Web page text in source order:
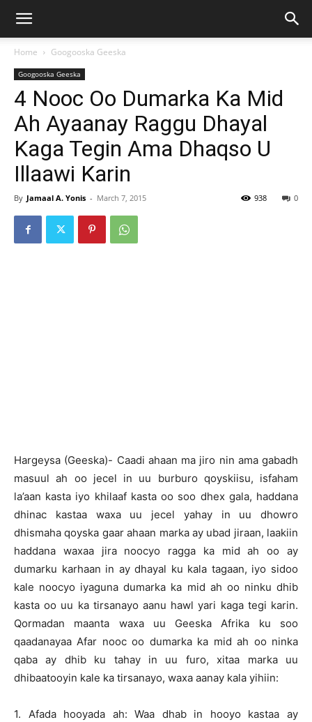
Home Googooska Geeska
Googooska Geeska
4 Nooc Oo Dumarka Ka Mid
Ah Ayaanay Raggu Dhayal
Kaga Tegin Ama Dhaqso U
Illaawi Karin
By Jamaal A. Yonis - March 7, 2015 0
938
Hargeysa (Geeska)- Caadi ahaan ma jiro nin ama gabadh
masuul ah oo jecel in uu burburo qoyskiisu, isfaham
la’aan kasta iyo khilaaf kasta oo soo dhex gala, haddana
dhinac kastaa waxa uu jecel yahay in uu dhowro
dhismaha qoyska gaar ahaan marka ay ubad jiraan, laakiin
haddana waxaa jira noocyo ragga ka mid ah oo ay
dumarku karhaan in ay dhayal ku kala tagaan, iyo sidoo
kale noocyo iyaguna dumarka ka mid ah oo ninku dhib
kasta oo uu ka tirsanayo aanu hawl yari kaga tegi karin.
Qormadan maanta waxa uu Geeska Afrika ku soo
qaadanayaa Afar nooc oo dumarka ka mid ah oo ninka
qaba ay dhib ku tahay in uu furo, xitaa marka uu
dhibaatooyin kale ka tirsanayo, waxa aanay kala yihiin:
1. Afada hooyada ah: Waa dhab in hooyo kastaa ay